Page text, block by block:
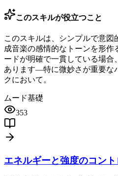
このスキルが役立つこと
このスキルは、シンプルで意
成音楽の感情的なトーンを形作
ードが明確で一貫している場
あります—特に微妙さが重要な
クにおいて。
ムード基礎
353
エネルギーと強度のコン